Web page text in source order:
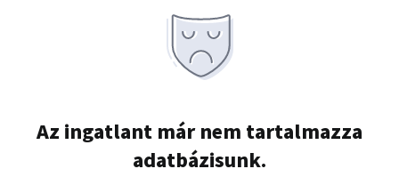
Az ingatlant már nem tartalmazza
adatbázisunk.